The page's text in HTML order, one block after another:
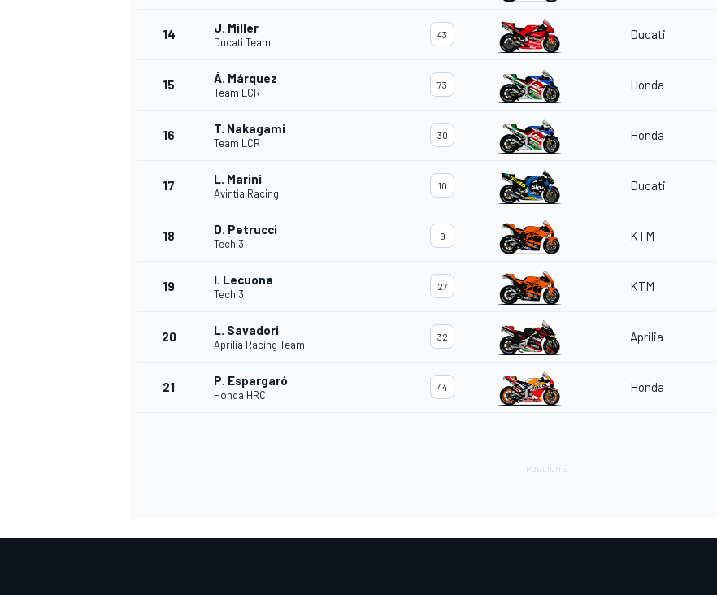
14 J. Miller
Ducati Team
43 Ducati
15 Á. Márquez
Team LCR
73 Honda
16 T. Nakagami
Team LCR
30 Honda
17 L. Marini
Avintia Racing
10 Ducati
18 D. Petrucci
Tech 3
9 KTM
19 I. Lecuona
Tech 3
27 KTM
20 L. Savadori
Aprilia Racing Team
32 Aprilia
21 P. Espargaró
Honda HRC
44 Honda